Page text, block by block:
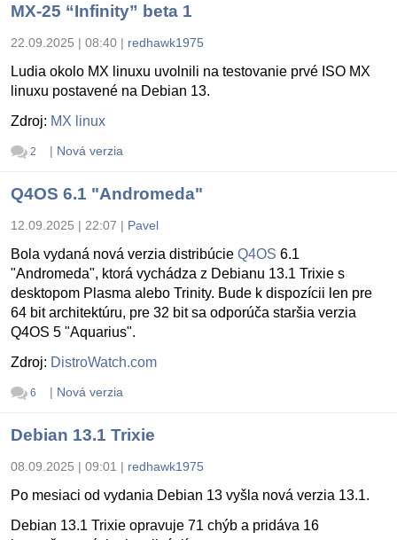
MX-25 “Infinity” beta 1
22.09.2025 | 08:40 | redhawk1975
Ludia okolo MX linuxu uvolnili na testovanie prvé ISO MX
linuxu postavené na Debian 13.
Zdroj: MX linux
2 | Nová verzia
Q4OS 6.1 "Andromeda"
12.09.2025 | 22:07 | Pavel
Bola vydaná nová verzia distribúcie Q4OS 6.1
"Andromeda", ktorá vychádza z Debianu 13.1 Trixie s
desktopom Plasma alebo Trinity. Bude k dispozícii len pre
64 bit architektúru, pre 32 bit sa odporúča staršia verzia
Q4OS 5 "Aquarius".
Zdroj: DistroWatch.com
6 | Nová verzia
Debian 13.1 Trixie
08.09.2025 | 09:01 | redhawk1975
Po mesiaci od vydania Debian 13 vyšla nová verzia 13.1.
Debian 13.1 Trixie opravuje 71 chýb a pridáva 16